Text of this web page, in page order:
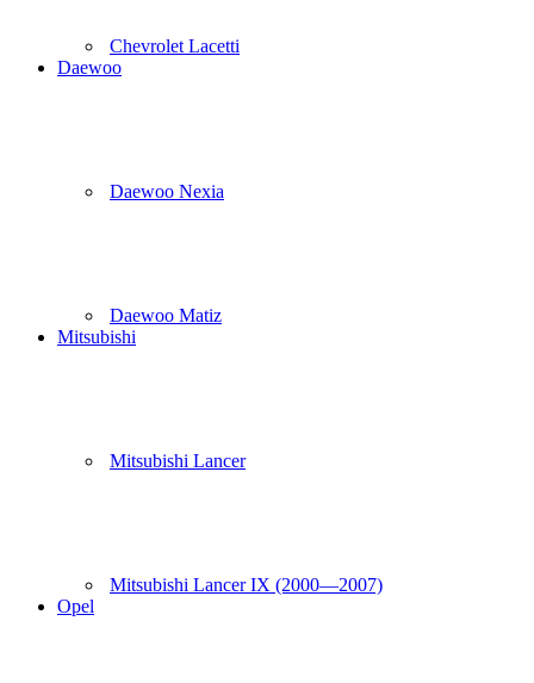
Chevrolet Lacetti
Daewoo
Daewoo Nexia
Daewoo Matiz
Mitsubishi
Mitsubishi Lancer
Mitsubishi Lancer IX (2000—2007)
Opel